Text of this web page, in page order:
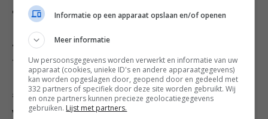
en bewaar 30 minuten in de koelkast.
4. Verwarm de oven voor op 200 oC en schuif er een
tweede bakplaat in, om die heet te laten worden.
5. Als de oven is voorverwarmd, schuif je de
worstenbroodjes met het bakpapier voorzichtig op de
Informatie op een apparaat opslaan en/of openen
Meer informatie
Uw persoonsgegevens worden verwerkt en informatie van uw
apparaat (cookies, unieke ID's en andere apparaatgegevens)
kan worden opgeslagen door, geopend door en gedeeld met
332 partners of specifiek door deze site worden gebruikt. Wij
en onze partners kunnen precieze geolocatiegegevens
gebruiken. Lijst met partners.